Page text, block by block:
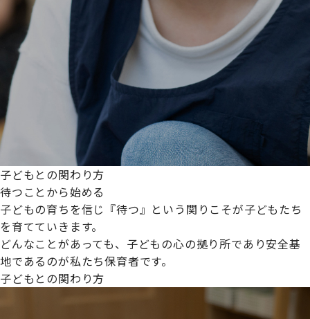
子どもとの関わり方
待つことから始める
子どもの育ちを信じ『待つ』という関りこそが子どもたち
を育てていきます。
どんなことがあっても、子どもの心の拠り所であり安全基
地であるのが私たち保育者です。
子どもとの関わり方